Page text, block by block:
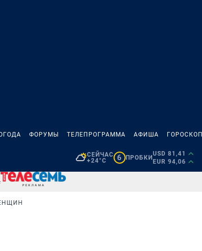
ФОРУМЫ ТЕЛЕПРОГРАММА АФИША ГОРОСКОП
СЕЙЧАС
+24°C
6 ПРОБКИ
USD 81,41
EUR 94,06